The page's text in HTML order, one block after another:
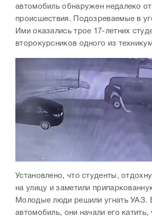
автомобиль обнаружен недалеко
происшествия. Подозреваемые в
Ими оказались трое 17-летних
второкурсников одного из
Установлено, что студенты,
на улицу и заметили
Молодые люди решили угнать УАЗ.
автомобиль, они начали его катить,